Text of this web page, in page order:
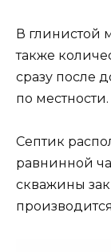
В глинистой
также
сразу после
по местности.
Септик
равнинной
скважины